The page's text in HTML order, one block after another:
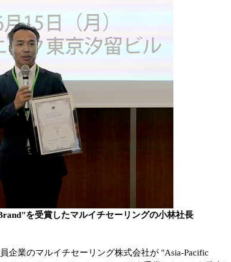
を受賞したマルイチセーリングの小林社長
企業のマルイチセーリング株式会社が "Asia-Pacific